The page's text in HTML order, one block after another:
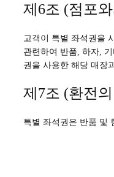
제6조 (점포
고객이 특별 좌석권을
관련하여 반품, 하자,
권을 사용한 해당 매장
제7조 (환전
특별 좌석권은 반품 및